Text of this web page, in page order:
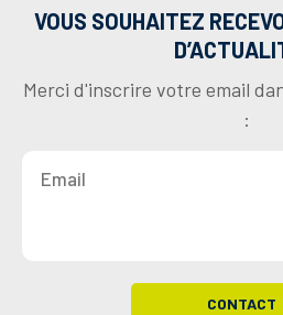
VOUS SOUHAITEZ
Merci d'inscrire votre email
:
CONTACT